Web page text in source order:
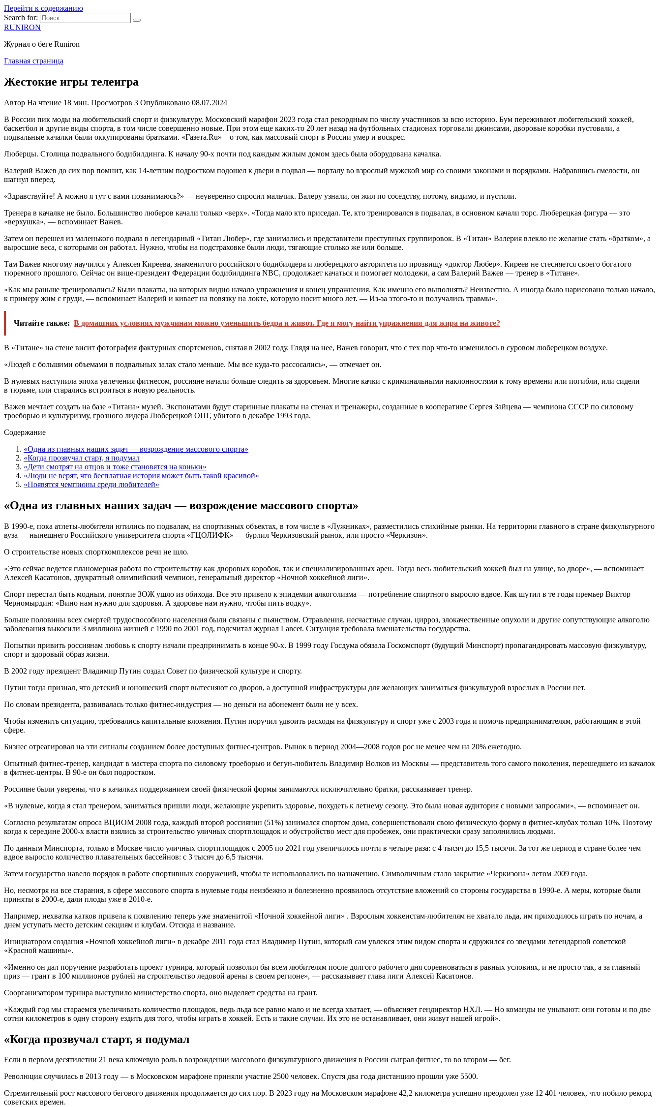
Перейти к содержанию
Search for:
RUNIRON
Журнал о беге Runiron
Главная страница
Жестокие игры телеигра
Автор На чтение 18 мин. Просмотров 3 Опубликовано 08.07.2024
В России пик моды на любительский спорт и физкультуру. Московский марафон 2023 года стал рекордным по числу участников за всю историю. Бум переживают любительский хоккей,
баскетбол и другие виды спорта, в том числе совершенно новые. При этом еще каких-то 20 лет назад на футбольных стадионах торговали джинсами, дворовые коробки пустовали, а
подвальные качалки были оккупированы братками. «Газета.Ru» – о том, как массовый спорт в России умер и воскрес.
Люберцы. Столица подвального бодибилдинга. К началу 90-х почти под каждым жилым домом здесь была оборудована качалка.
Валерий Важев до сих пор помнит, как 14-летним подростком подошел к двери в подвал — порталу во взрослый мужской мир со своими законами и порядками. Набравшись смелости, он
шагнул вперед.
«Здравствуйте! А можно я тут с вами позанимаюсь?» — неуверенно спросил мальчик. Валеру узнали, он жил по соседству, потому, видимо, и пустили.
Тренера в качалке не было. Большинство люберов качали только «верх». «Тогда мало кто приседал. Те, кто тренировался в подвалах, в основном качали торс. Люберецкая фигура — это
«верхушка», — вспоминает Важев.
Затем он перешел из маленького подвала в легендарный «Титан Любер», где занимались и представители преступных группировок. В «Титан» Валерия влекло не желание стать «братком», а
выросшие веса, с которыми он работал. Нужно, чтобы на подстраховке были люди, тягающие столько же или больше.
Там Важев многому научился у Алексея Киреева, знаменитого российского бодибилдера и люберецкого авторитета по прозвищу «доктор Любер». Киреев не стесняется своего богатого
тюремного прошлого. Сейчас он вице-президент Федерации бодибилдинга NBC, продолжает качаться и помогает молодежи, а сам Валерий Важев — тренер в «Титане».
«Как мы раньше тренировались? Были плакаты, на которых видно начало упражнения и конец упражнения. Как именно его выполнять? Неизвестно. А иногда было нарисовано только начало,
к примеру жим с груди, — вспоминает Валерий и кивает на повязку на локте, которую носит много лет. — Из-за этого-то и получались травмы».
Читайте также: В домашних условиях мужчинам можно уменьшить бедра и живот. Где я могу найти упражнения для жира на животе?
В «Титане» на стене висит фотография фактурных спортсменов, снятая в 2002 году. Глядя на нее, Важев говорит, что с тех пор что-то изменилось в суровом люберецком воздухе.
«Людей с большими объемами в подвальных залах стало меньше. Мы все куда-то рассосались», — отмечает он.
В нулевых наступила эпоха увлечения фитнесом, россияне начали больше следить за здоровьем. Многие качки с криминальными наклонностями к тому времени или погибли, или сидели
в тюрьме, или старались встроиться в новую реальность.
Важев мечтает создать на базе «Титана» музей. Экспонатами будут старинные плакаты на стенах и тренажеры, созданные в кооперативе Сергея Зайцева — чемпиона СССР по силовому
троеборью и культуризму, грозного лидера Люберецкой ОПГ, убитого в декабре 1993 года.
Содержание
«Одна из главных наших задач — возрождение массового спорта»
«Когда прозвучал старт, я подумал
«Дети смотрят на отцов и тоже становятся на коньки»
«Люди не верят, что бесплатная история может быть такой красивой»
«Появятся чемпионы среди любителей»
«Одна из главных наших задач — возрождение массового спорта»
В 1990-е, пока атлеты-любители ютились по подвалам, на спортивных объектах, в том числе в «Лужниках», разместились стихийные рынки. На территории главного в стране физкультурного
вуза — нынешнего Российского университета спорта «ГЦОЛИФК» — бурлил Черкизовский рынок, или просто «Черкизон».
О строительстве новых спорткомплексов речи не шло.
«Это сейчас ведется планомерная работа по строительству как дворовых коробок, так и специализированных арен. Тогда весь любительский хоккей был на улице, во дворе», — вспоминает
Алексей Касатонов, двукратный олимпийский чемпион, генеральный директор «Ночной хоккейной лиги».
Спорт перестал быть модным, понятие ЗОЖ ушло из обихода. Все это привело к эпидемии алкоголизма — потребление спиртного выросло вдвое. Как шутил в те годы премьер Виктор
Черномырдин: «Вино нам нужно для здоровья. А здоровье нам нужно, чтобы пить водку».
Больше половины всех смертей трудоспособного населения были связаны с пьянством. Отравления, несчастные случаи, цирроз, злокачественные опухоли и другие сопутствующие алкоголю
заболевания выкосили 3 миллиона жизней с 1990 по 2001 год, подсчитал журнал Lancet. Ситуация требовала вмешательства государства.
Попытки привить россиянам любовь к спорту начали предпринимать в конце 90-х. В 1999 году Госдума обязала Госкомспорт (будущий Минспорт) пропагандировать массовую физкультуру,
спорт и здоровый образ жизни.
В 2002 году президент Владимир Путин создал Совет по физической культуре и спорту.
Путин тогда признал, что детский и юношеский спорт вытесняют со дворов, а доступной инфраструктуры для желающих заниматься физкультурой взрослых в России нет.
По словам президента, развивалась только фитнес-индустрия — но деньги на абонемент были не у всех.
Чтобы изменить ситуацию, требовались капитальные вложения. Путин поручил удвоить расходы на физкультуру и спорт уже с 2003 года и помочь предпринимателям, работающим в этой
сфере.
Бизнес отреагировал на эти сигналы созданием более доступных фитнес-центров. Рынок в период 2004—2008 годов рос не менее чем на 20% ежегодно.
Опытный фитнес-тренер, кандидат в мастера спорта по силовому троеборью и бегун-любитель Владимир Волков из Москвы — представитель того самого поколения, перешедшего из качалок
в фитнес-центры. В 90-е он был подростком.
Россияне были уверены, что в качалках поддержанием своей физической формы занимаются исключительно братки, рассказывает тренер.
«В нулевые, когда я стал тренером, заниматься пришли люди, желающие укрепить здоровье, похудеть к летнему сезону. Это была новая аудитория с новыми запросами», — вспоминает он.
Согласно результатам опроса ВЦИОМ 2008 года, каждый второй россиянин (51%) занимался спортом дома, совершенствовали свою физическую форму в фитнес-клубах только 10%. Поэтому
когда к середине 2000-х власти взялись за строительство уличных спортплощадок и обустройство мест для пробежек, они практически сразу заполнились людьми.
По данным Минспорта, только в Москве число уличных спортплощадок с 2005 по 2021 год увеличилось почти в четыре раза: с 4 тысяч до 15,5 тысячи. За тот же период в стране более чем
вдвое выросло количество плавательных бассейнов: с 3 тысяч до 6,5 тысячи.
Затем государство навело порядок в работе спортивных сооружений, чтобы те использовались по назначению. Символичным стало закрытие «Черкизона» летом 2009 года.
Но, несмотря на все старания, в сфере массового спорта в нулевые годы неизбежно и болезненно проявилось отсутствие вложений со стороны государства в 1990-е. А меры, которые были
приняты в 2000-е, дали плоды уже в 2010-е.
Например, нехватка катков привела к появлению теперь уже знаменитой «Ночной хоккейной лиги» . Взрослым хоккеистам-любителям не хватало льда, им приходилось играть по ночам, а
днем уступать место детским секциям и клубам. Отсюда и название.
Инициатором создания «Ночной хоккейной лиги» в декабре 2011 года стал Владимир Путин, который сам увлекся этим видом спорта и сдружился со звездами легендарной советской
«Красной машины».
«Именно он дал поручение разработать проект турнира, который позволил бы всем любителям после долгого рабочего дня соревноваться в равных условиях, и не просто так, а за главный
приз — грант в 100 миллионов рублей на строительство ледовой арены в своем регионе», — рассказывает глава лиги Алексей Касатонов.
Соорганизатором турнира выступило министерство спорта, оно выделяет средства на грант.
«Каждый год мы стараемся увеличивать количество площадок, ведь льда все равно мало и не всегда хватает, — объясняет гендиректор НХЛ. — Но команды не унывают: они готовы и по две
сотни километров в одну сторону ездить для того, чтобы играть в хоккей. Есть и такие случаи. Их это не останавливает, они живут нашей игрой».
«Когда прозвучал старт, я подумал
Если в первом десятилетии 21 века ключевую роль в возрождении массового физкультурного движения в России сыграл фитнес, то во втором — бег.
Революция случилась в 2013 году — в Московском марафоне приняли участие 2500 человек. Спустя два года дистанцию прошли уже 5500.
Стремительный рост массового бегового движения продолжается до сих пор. В 2023 году на Московском марафоне 42,2 километра успешно преодолел уже 12 401 человек, что побило рекорд
советских времен.